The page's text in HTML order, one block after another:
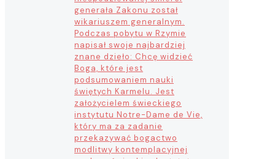
generała Zakonu został
wikariuszem generalnym.
Podczas pobytu w Rzymie
napisał swoje najbardziej
znane dzieło: Chcę widzieć
Boga, które jest
podsumowaniem nauki
świętych Karmelu. Jest
założycielem świeckiego
instytutu Notre-Dame de Vie,
który ma za zadanie
przekazywać bogactwo
modlitwy kontemplacyjnej